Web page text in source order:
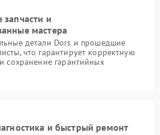
и
мастера
детали Dors и прошедшие
что гарантирует корректную
сохранение гарантийных
и быстрый ремонт